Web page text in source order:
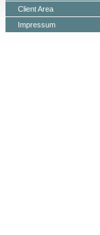
Client Area
Impressum